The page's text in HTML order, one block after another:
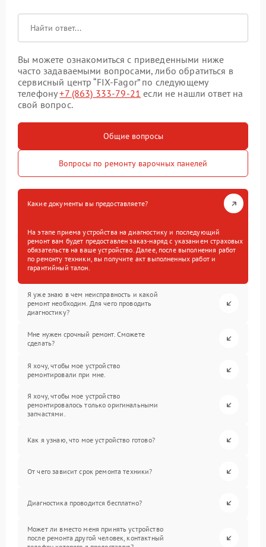
Вы можете ознакомиться с приведенными ниже
часто задаваемыми вопросами, либо обратиться в
сервисный центр “FIX-Fagor” по следующему
телефону+7 (863) 333-79-21 если не нашли ответ на
свой вопрос.
Общие вопросы
Вопросы по ремонту варочных панелей
Какие документы вы предоставляете?
На этапе приема устройства на диагностику и последующий
ремонт вам будет предоставлен заказ-наряд с указанием страховых
обязательств на ваше устройство. Далее, после выполнения работ
по ремонту техники, вы получите акт выполненных работ и
гарантийный талон.
Я уже знаю в чем неисправность и какой
ремонт необходим. Для чего проводить
диагностику?
Мне нужен срочный ремонт. Сможете
сделать?
Я хочу, чтобы мое устройство
ремонтировали при мне.
Я хочу, чтобы мое устройство
ремонтировалось только оригинальными
запчастями.
Как я узнаю, что мое устройство готово?
От чего зависит срок ремонта техники?
Диагностика проводится бесплатно?
Может ли вместо меня принять устройство
после ремонта другой человек, контактный